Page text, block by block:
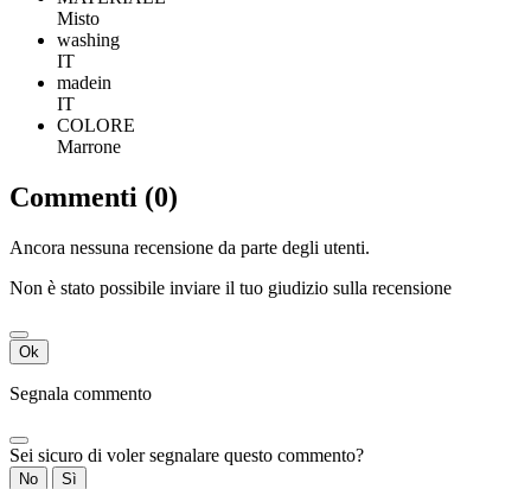
Misto
washing
IT
madein
IT
COLORE
Marrone
Commenti (0)
Ancora nessuna recensione da parte degli utenti.
Non è stato possibile inviare il tuo giudizio sulla recensione
Ok
Segnala commento
Sei sicuro di voler segnalare questo commento?
No Sì